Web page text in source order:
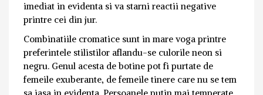
imediat in evidenta si va starni reactii negative
printre cei din jur.
Combinatiile cromatice sunt in mare voga printre
preferintele stilistilor aflandu-se culorile neon si
negru. Genul acesta de botine pot fi purtate de
femeile exuberante, de femeile tinere care nu se tem